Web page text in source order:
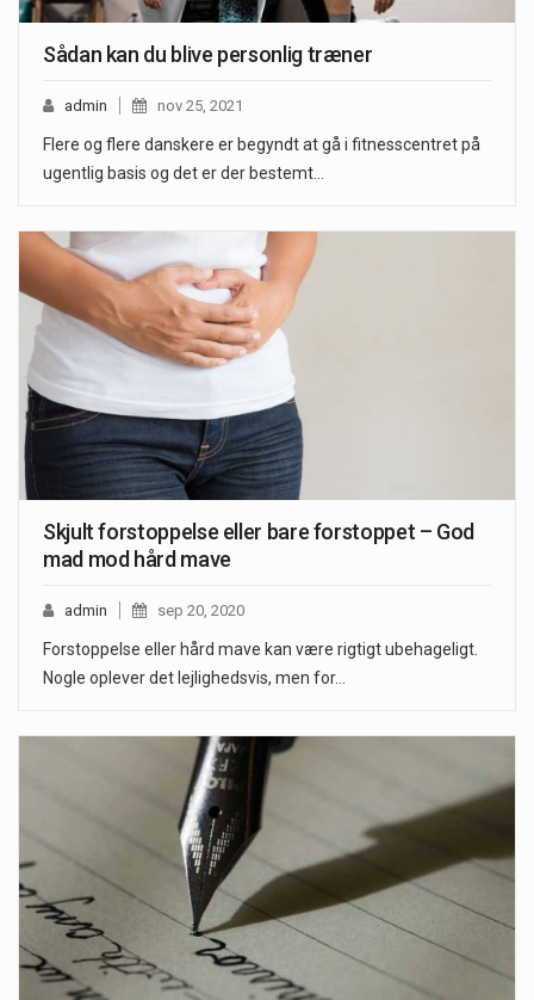
Sådan kan du blive personlig træner
admin nov 25, 2021
Flere og flere danskere er begyndt at gå i fitnesscentret på
ugentlig basis og det er der bestemt…
Skjult forstoppelse eller bare forstoppet – God
mad mod hård mave
admin sep 20, 2020
Forstoppelse eller hård mave kan være rigtigt ubehageligt.
Nogle oplever det lejlighedsvis, men for…